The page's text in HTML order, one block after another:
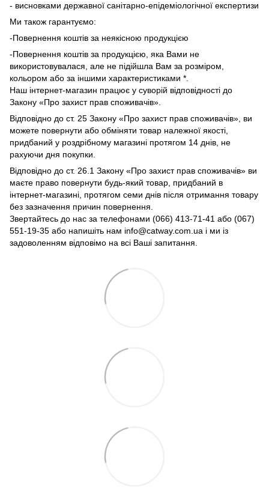
- висновками державної санітарно-епідеміологічної експертизи
Ми також гарантуємо:
-Повернення коштів за неякісною продукцією
-Повернення коштів за продукцією, яка Вами не
використовувалася, але не підійшла Вам за розміром,
кольором або за іншими характеристиками *.
Наш інтернет-магазин працює у суворій відповідності до
Закону «Про захист прав споживачів».
Відповідно до ст. 25 Закону «Про захист прав споживачів», ви
можете повернути або обміняти товар належної якості,
придбаний у роздрібному магазині протягом 14 днів, не
рахуючи дня покупки.
Відповідно до ст. 26.1 Закону «Про захист прав споживачів» ви
маєте право повернути будь-який товар, придбаний в
інтернет-магазині, протягом семи днів після отримання товару
без зазначення причин повернення.
Звертайтесь до нас за телефонами (066) 413-71-41 або (067)
551-19-35 або напишіть нам info@catway.com.ua і ми із
задоволенням відповімо на всі Ваші запитання.